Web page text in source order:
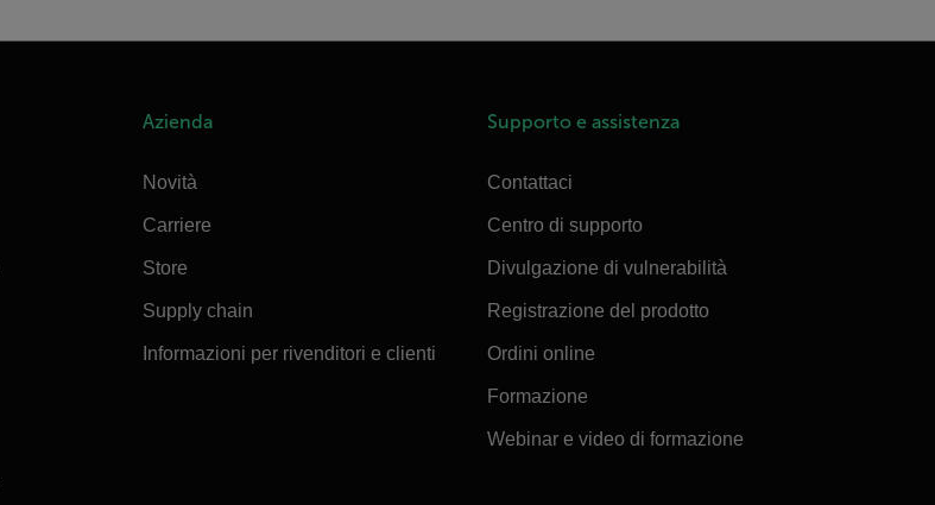
Azienda
Novità
Carriere
Store
Supply chain
Informazioni per rivenditori e clienti
Supporto e assistenza
Contattaci
Centro di supporto
Divulgazione di vulnerabilità
Registrazione del prodotto
Ordini online
Formazione
Webinar e video di formazione